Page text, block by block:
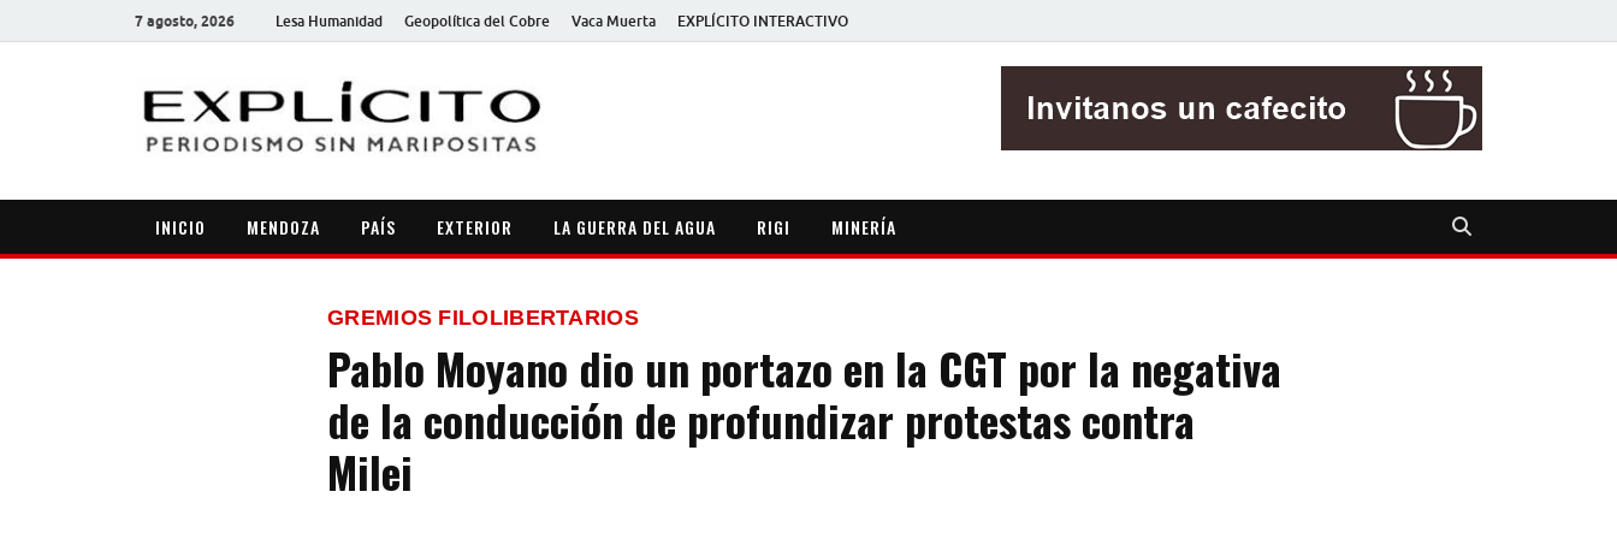
7 agosto, 2026 Lesa Humanidad Geopolítica del Cobre Vaca Muerta EXPLÍCITO INTERACTIVO
INICIO MENDOZA PAÍS EXTERIOR LA GUERRA DEL AGUA RIGI MINERÍA
GREMIOS FILOLIBERTARIOS
Pablo Moyano dio un portazo en la CGT por la negativa
de la conducción de profundizar protestas contra
Milei